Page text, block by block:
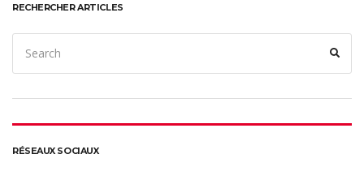
RECHERCHER ARTICLES
Search
for:
RÉSEAUX SOCIAUX